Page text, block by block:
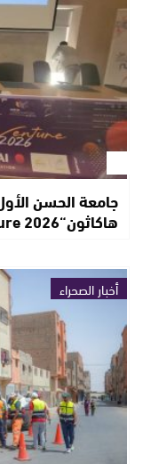
جامعة الحسن
هاكاثون“InnoVenture 2026” لتعزيز الابتكار…
أخبار الصحراء